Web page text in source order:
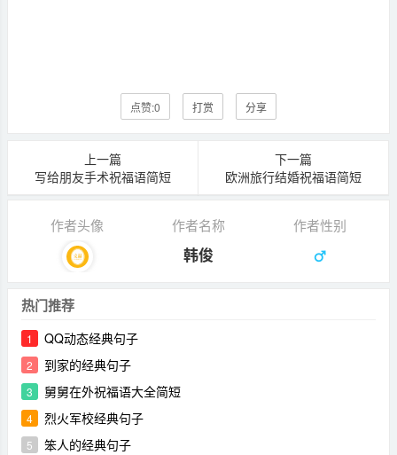
点赞:0 打赏 分享
上一篇
写给朋友手术祝福语简短
下一篇
欧洲旅行结婚祝福语简短
作者头像 作者名称 作者性别
韩俊
热门推荐
1 QQ动态经典句子
2 到家的经典句子
3 舅舅在外祝福语大全简短
4 烈火军校经典句子
5 笨人的经典句子